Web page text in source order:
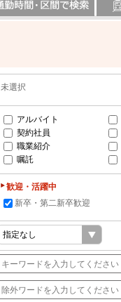
未選択
アルバイト
契約社員
職業紹介
嘱託
歓迎・活躍中
新卒・第二新卒歓迎